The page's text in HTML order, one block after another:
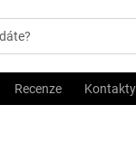
Recenze Kontakty